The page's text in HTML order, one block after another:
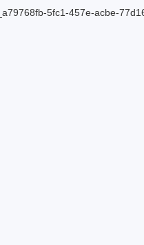
5fc1-457e-acbe-